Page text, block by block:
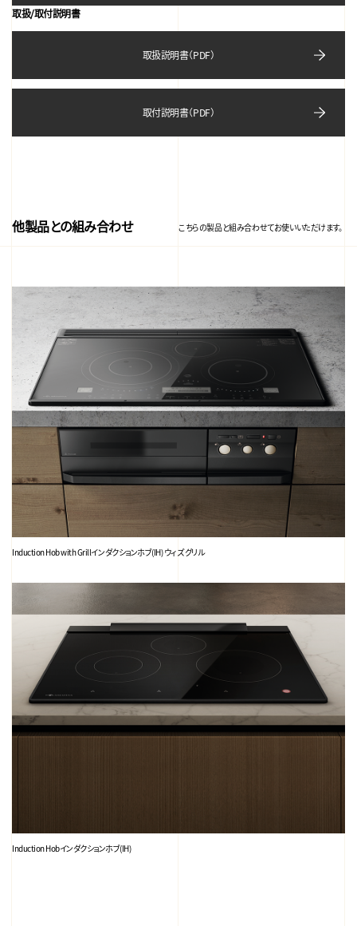
取扱/取付説明書
取扱説明書（PDF）
取付説明書（PDF）
他製品との組み合わせ こちらの製品と組み合わせてお使いいただけます。
Induction Hob with Grillインダクションホブ(IH) ウィズ グリル
Induction Hobインダクションホブ(IH)